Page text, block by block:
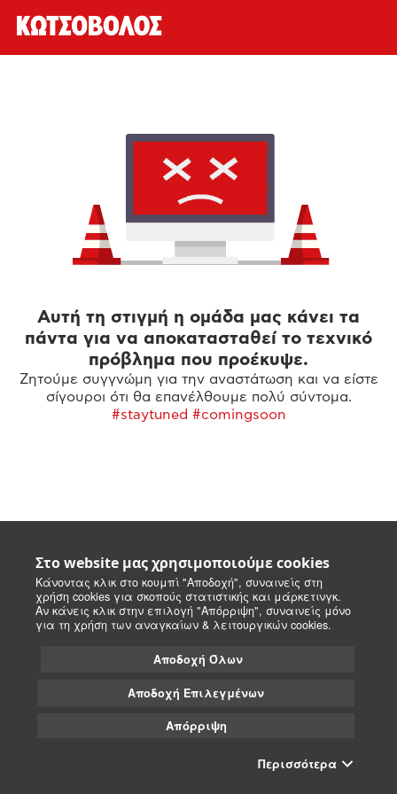
Στο website μας χρησιμοποιούμε cookies
Κάνοντας κλικ στο κουμπί "Αποδοχή", συναινείς στη
χρήση cookies για σκοπούς στατιστικής και μάρκετινγκ.
Αν κάνεις κλικ στην επιλογή "Απόρριψη", συναινείς μόνο
για τη χρήση των αναγκαίων & λειτουργικών cookies.
Αποδοχή Όλων
Αποδοχή Επιλεγμένων
Απόρριψη
Περισσότερα
Αυτή τη στιγμή η ομάδα μας κάνει τα
πάντα για να αποκατασταθεί το τεχνικό
πρόβλημα που προέκυψε.
Ζητούμε συγγνώμη για την αναστάτωση και να είστε
σίγουροι ότι θα επανέλθουμε πολύ σύντομα.
#staytuned #comingsoon